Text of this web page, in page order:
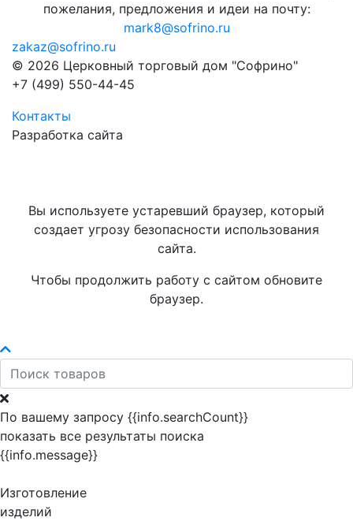
пожелания, предложения и идеи на почту:
mark8@sofrino.ru
zakaz@sofrino.ru
© 2026 Церковный торговый дом "Софрино"
+7 (499) 550-44-45
Контакты
Разработка сайта
Вы используете устаревший браузер, который
создает угрозу безопасности использования
сайта.
Чтобы продолжить работу с сайтом обновите
браузер.
По вашему запросу {{info.searchCount}}
показать все результаты поиска
{{info.message}}
Изготовление
изделий